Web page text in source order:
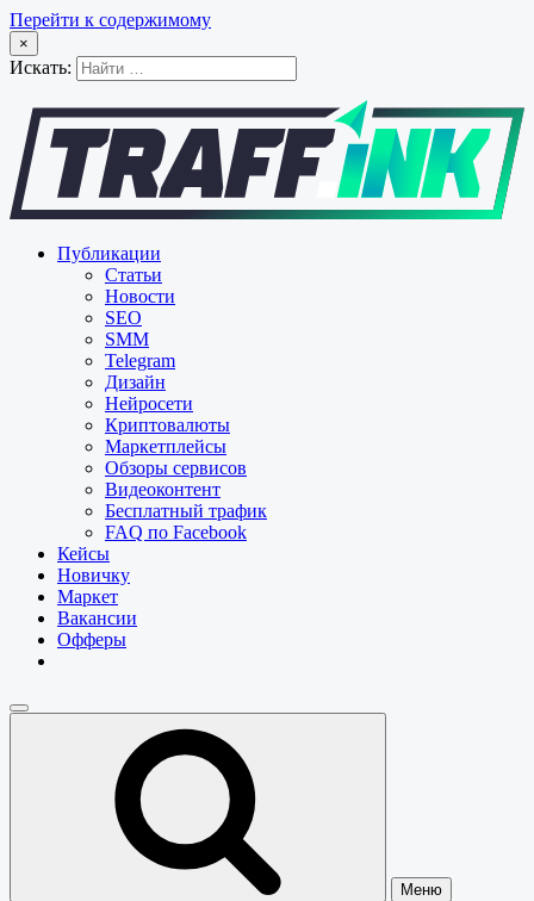
Перейти к содержимому
×
Искать:
Публикации
Статьи
Новости
SEO
SMM
Telegram
Дизайн
Нейросети
Криптовалюты
Маркетплейсы
Обзоры сервисов
Видеоконтент
Бесплатный трафик
FAQ по Facebook
Кейсы
Новичку
Маркет
Вакансии
Офферы
Меню